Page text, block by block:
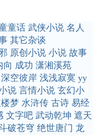
童话 武侠小说 名人
其它杂谈
原创小说 小说 故事
向 成功 潇湘溪苑
深空彼岸 浅浅寂寞 yy
说 言情小说 玄幻小
梦 水浒传 古诗 易经
文字吧 武动乾坤 遮天
破苍穹 绝世唐门 龙